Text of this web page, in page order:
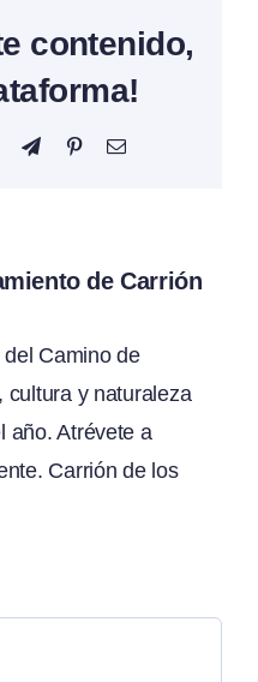
contenido,
TelegramPinterestCorreo
de Carrión
Camino de
cultura y naturaleza
año. Atrévete a
Carrión de los